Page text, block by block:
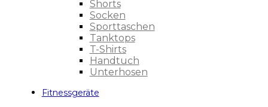
Shorts
Socken
Sporttaschen
Tanktops
T-Shirts
Handtuch
Unterhosen
Fitnessgeräte